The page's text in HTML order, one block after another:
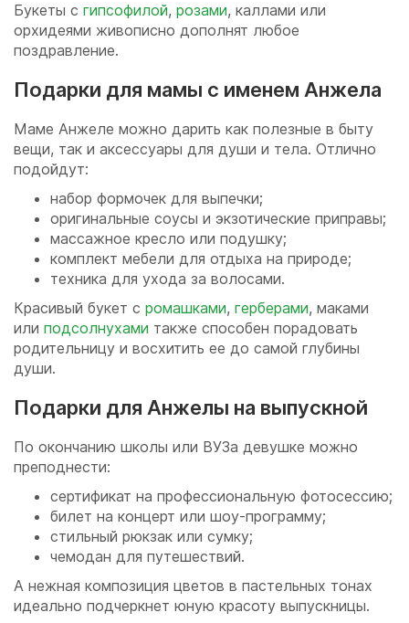
Букеты с гипсофилой, розами, каллами или
орхидеями живописно дополнят любое
поздравление.
Подарки для мамы с именем Анжела
Маме Анжеле можно дарить как полезные в быту
вещи, так и аксессуары для души и тела. Отлично
подойдут:
набор формочек для выпечки;
оригинальные соусы и экзотические приправы;
массажное кресло или подушку;
комплект мебели для отдыха на природе;
техника для ухода за волосами.
Красивый букет с ромашками, герберами, маками
или подсолнухами также способен порадовать
родительницу и восхитить ее до самой глубины
души.
Подарки для Анжелы на выпускной
По окончанию школы или ВУЗа девушке можно
преподнести:
сертификат на профессиональную фотосессию;
билет на концерт или шоу-программу;
стильный рюкзак или сумку;
чемодан для путешествий.
А нежная композиция цветов в пастельных тонах
идеально подчеркнет юную красоту выпускницы.